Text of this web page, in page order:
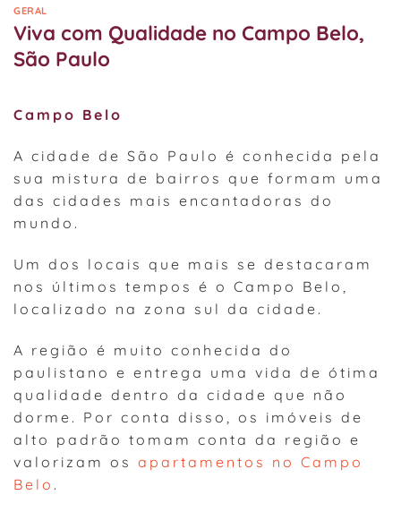
GERAL
Viva com Qualidade no Campo Belo,
São Paulo
Campo Belo
A cidade de São Paulo é conhecida pela
sua mistura de bairros que formam uma
das cidades mais encantadoras do
mundo.
Um dos locais que mais se destacaram
nos últimos tempos é o Campo Belo,
localizado na zona sul da cidade.
A região é muito conhecida do
paulistano e entrega uma vida de ótima
qualidade dentro da cidade que não
dorme. Por conta disso, os imóveis de
alto padrão tomam conta da região e
valorizam os apartamentos no Campo
Belo .